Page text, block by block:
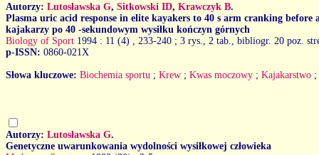
Autorzy: Lutosławska G, Sitkowski ID, Krawczyk B.
Plasma uric acid response in elite kayakers to 40 s arm cranking
kajakarzy po 40 -sekundowym wysiłku kończyn górnych
Biology of Sport 1994 : 11 (4)
, 233-240 ; 3 rys., 2 tab., bibliogr. 20 poz.
p-ISSN: 0860-021X
Słowa kluczowe: Biochemia sportu ; Krew ; Kwas moczowy ; Kajakarstwo ;
Autorzy: Lutosławska G.
Genetyczne uwarunkowania wydolności wysiłkowej człowieka